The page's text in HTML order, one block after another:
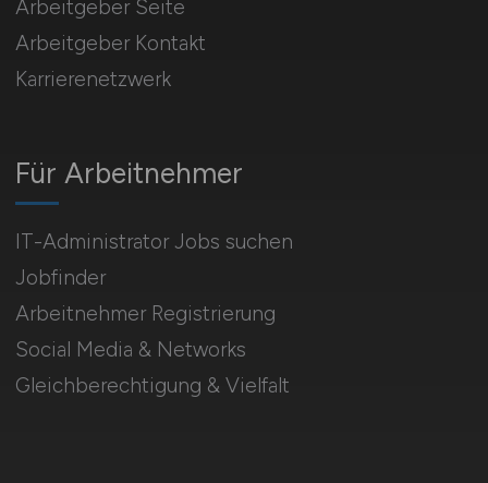
Für Arbeitnehmer
IT-Administrator Jobs suchen
Jobfinder
Arbeitnehmer Registrierung
Social Media & Networks
Gleichberechtigung & Vielfalt
Arbeitgeber Seite
Arbeitgeber Kontakt
Karrierenetzwerk